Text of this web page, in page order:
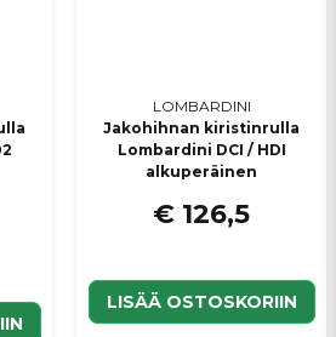
LOMBARDINI
Jakohihnan kiristinrulla
Lombardini DCI / HDI
alkuperäinen
€ 126,5
LISÄÄ OSTOSKORIIN